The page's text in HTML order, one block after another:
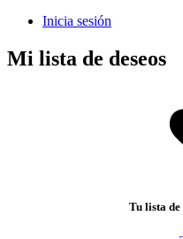
Inicia sesión
Mi lista de deseos
Tu lista de